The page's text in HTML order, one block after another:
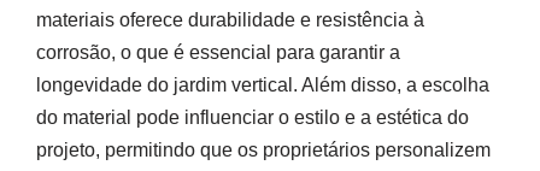
materiais oferece durabilidade e resistência à
corrosão, o que é essencial para garantir a
longevidade do jardim vertical. Além disso, a escolha
do material pode influenciar o estilo e a estética do
projeto, permitindo que os proprietários personalizem